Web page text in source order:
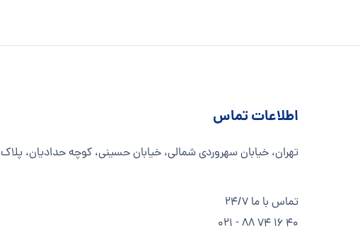
اطلاعات تماس
تهران، خیابان سهروردی شمالی، خیابان حسینی، کوچه حدادیان، پلاک ۲۹
تماس با ما 24/7
40 16 74 88 - 021